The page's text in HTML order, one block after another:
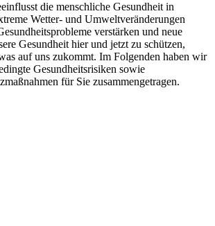
die menschliche Gesundheit in
Wetter- und Umweltveränderungen
verstärken und neue
Gesundheit hier und jetzt zu schützen,
auf uns zukommt. Im Folgenden haben wir
Gesundheitsrisiken sowie
für Sie zusammengetragen.